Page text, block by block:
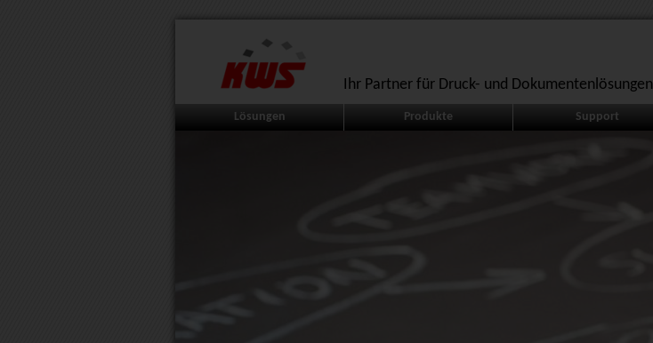
Ihr Partner für Druck- und Dokumentenlösungen
Lösungen Produkte Support